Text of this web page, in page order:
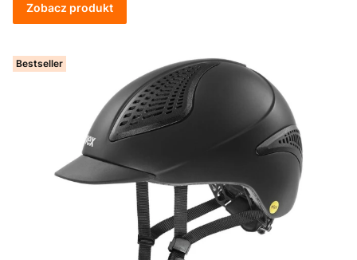
Zobacz produkt
Bestseller